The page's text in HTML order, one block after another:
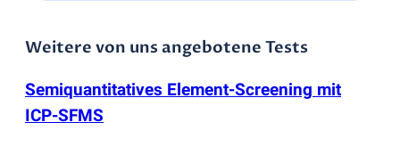
Weitere von uns angebotene Tests
Semiquantitatives Element-Screening mit
ICP-SFMS